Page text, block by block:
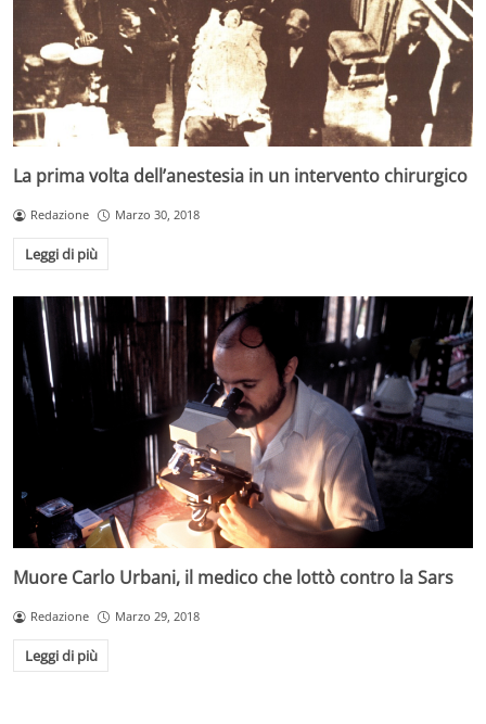
La prima volta dell’anestesia in un intervento chirurgico
Redazione Marzo 30, 2018
Leggi di più
Muore Carlo Urbani, il medico che lottò contro la Sars
Redazione Marzo 29, 2018
Leggi di più